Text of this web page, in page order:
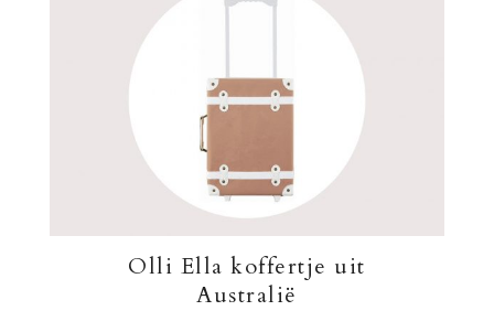
Olli Ella koffertje uit
Australië